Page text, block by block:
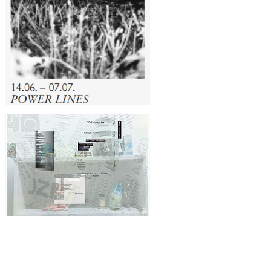
Ania Böhaker, Katharina
Eckschlager, Lilith Erian, Flavio
Fanti, Anna Geiger, Wendelin Haas,
Julia Höglinger, Eleonora Hrybniak,
Florentin Kurz, Lei Xi und Marcel
Zaes, Verena Mittermayr, Mara
Printz, Lars Schulz, Fiona Schwaiger,
Hasan Ulukisa, Luka Vidak, Laura
Walter, Valentina Weinbörmair
POWER LINES